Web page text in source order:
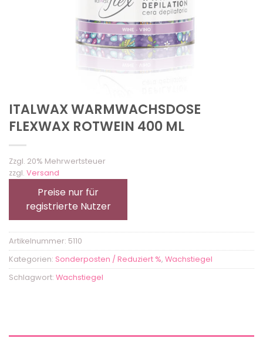
ITALWAX WARMWACHSDOSE
FLEXWAX ROTWEIN 400 ML
Zzgl. 20% Mehrwertsteuer
zzgl. Versand
Preise nur für
registrierte Nutzer
Artikelnummer: 5110
Kategorien: Sonderposten / Reduziert %, Wachstiegel
Schlagwort: Wachstiegel